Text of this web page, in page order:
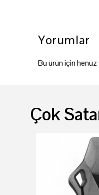
Yorumlar
Bu ürün için henüz
Çok